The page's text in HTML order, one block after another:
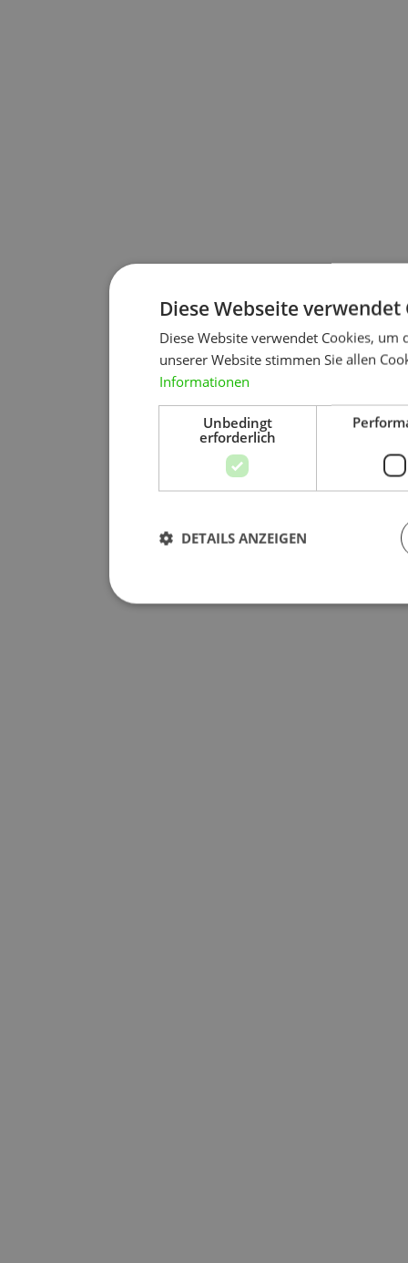
Diese Webseite verwendet
Diese Website verwendet Cookies,
unserer Website stimmen Sie allen
Informationen
Unbedingt
erforderlich
DETAILS ANZEIGEN